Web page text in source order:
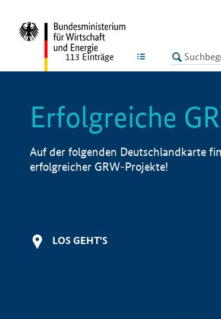
LISTE
113 Einträge
Erfolgreiche
Auf der folgenden Deutschlandkarte
erfolgreicher GRW-Projekte!
LOS GEHT'S